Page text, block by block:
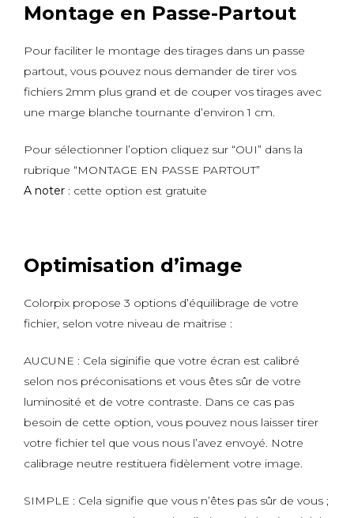
Montage en Passe-Partout
Pour faciliter le montage des tirages dans un passe
partout, vous pouvez nous demander de tirer vos
fichiers 2mm plus grand et de couper vos tirages avec
une marge blanche tournante d’environ 1 cm.
Pour sélectionner l’option cliquez sur “OUI” dans la
rubrique “MONTAGE EN PASSE PARTOUT”
A noter : cette option est gratuite
Optimisation d’image
Colorpix propose 3 options d’équilibrage de votre
fichier, selon votre niveau de maitrise :
AUCUNE : Cela siginifie que votre écran est calibré
selon nos préconisations et vous êtes sûr de votre
luminosité et de votre contraste. Dans ce cas pas
besoin de cette option, vous pouvez nous laisser tirer
votre fichier tel que vous nous l’avez envoyé. Notre
calibrage neutre restituera fidèlement votre image.
SIMPLE : Cela signifie que vous n’êtes pas sûr de vous ;